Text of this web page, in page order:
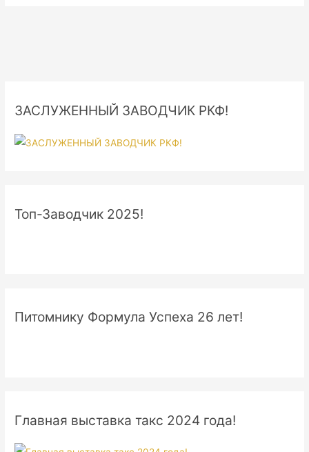
ЗАСЛУЖЕННЫЙ ЗАВОДЧИК РКФ!
Топ-Заводчик 2025!
Питомнику Формула Успеха 26 лет!
Главная выставка такс 2024 года!